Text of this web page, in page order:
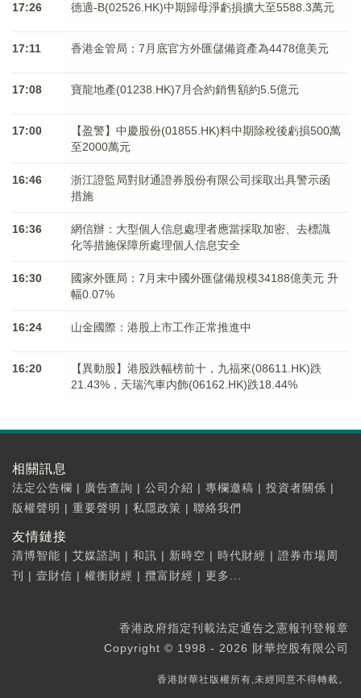
17:26 德適-B(02526.HK)中期歸母淨虧損擴大至5588.3萬元
17:11 香港金管局：7月底官方外匯儲備資產為4478億美元
17:08 寶龍地產(01238.HK)7月合約銷售額約5.5億元
17:00
【盈警】中慶股份(01855.HK)料中期除稅後虧損500萬
至2000萬元
16:46
浙江證監局對財通證券股份有限公司採取出具警示函
措施
16:36
網信辦：大型個人信息處理者應當採取加密、去標識
化等措施保障所處理個人信息安全
16:30
國家外匯局：7月末中國外匯儲備規模34188億美元 升
幅0.07%
16:24 山金國際：港股上市工作正常推進中
16:20
【異動股】港股跌幅榜前十，九福來(08611.HK)跌
21.43%，天瑞汽車内飾(06162.HK)跌18.44%
相關訊息
法定公告欄 | 廣告查詢 | 公司介紹 | 專欄邀稿 | 投資者關係 |
版權聲明 | 重要聲明 | 私隱政策 | 聯絡我們
友情鏈接
清博智能 | 艾媒諮詢 | 和訊 | 新時空 | 時代財經 | 證券市場周
刊
| 壹財信 | 權衡財經 | 攬富財經 | 更多...
香港政府指定刊載法定通告之憲報刊登報章
Copyright © 1998 - 2026 財華控股有限公司
香港財華社版權所有,未經同意不得轉載。